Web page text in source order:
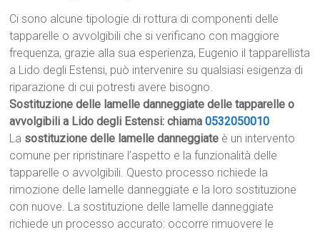
Ci sono alcune tipologie di rottura di componenti delle
tapparelle o avvolgibili che si verificano con maggiore
frequenza, grazie alla sua esperienza, Eugenio il tapparellista
a Lido degli Estensi, può intervenire su qualsiasi esigenza di
riparazione di cui potresti avere bisogno.
Sostituzione delle lamelle danneggiate delle tapparelle o
avvolgibili a Lido degli Estensi: chiama0532050010
La sostituzione delle lamelle danneggiate è un intervento
comune per ripristinare l’aspetto e la funzionalità delle
tapparelle o avvolgibili. Questo processo richiede la
rimozione delle lamelle danneggiate e la loro sostituzione
con nuove. La sostituzione delle lamelle danneggiate
richiede un processo accurato: occorre rimuovere le